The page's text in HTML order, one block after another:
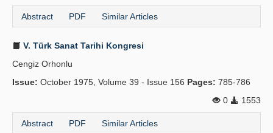
Contact Us
Abstract PDF Similar Articles
V. Türk Sanat Tarihi Kongresi
Cengiz Orhonlu
Issue: October 1975, Volume 39 - Issue 156 Pages: 785-786
0
1553
Abstract PDF Similar Articles